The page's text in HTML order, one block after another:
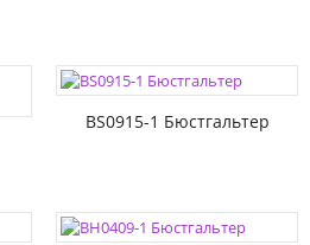
BS0915-1 Бюстгальтер